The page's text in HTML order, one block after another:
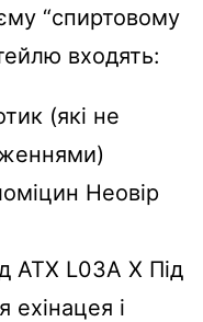
“спиртовому
входять:
(які не
Неовір
АТХ L03А Х Під
і